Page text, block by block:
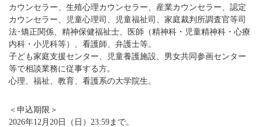
カウンセラー、生殖心理カウンセラー、産業カウンセラー、認定
カウンセラー、児童心理司、児童福祉司、家庭裁判所調査官等司
法･矯正関係、精神保健福祉士、医師（精神科・児童精神科・心療
内科・小児科等）、看護師、弁護士等。
子ども家庭支援センター、児童養護施設、男女共同参画センター
等で相談業務に従事する方。
心理、福祉、教育、看護系の大学院生。
＜申込期限＞
2026年12月20日（日）23:59まで。